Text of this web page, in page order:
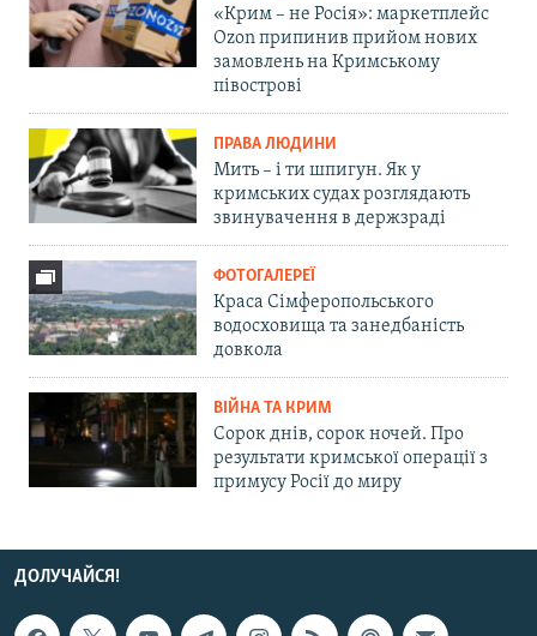
«Крим – не Росія»: маркетплейс
Ozon припинив прийом нових
замовлень на Кримському
півострові
ПРАВА ЛЮДИНИ
Мить – і ти шпигун. Як у
кримських судах розглядають
звинувачення в держзраді
ФОТОГАЛЕРЕЇ
Краса Сімферопольського
водосховища та занедбаність
довкола
ВІЙНА ТА КРИМ
Сорок днів, сорок ночей. Про
результати кримської операції з
примусу Росії до миру
ДОЛУЧАЙСЯ!